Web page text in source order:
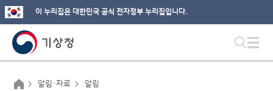
이 누리집은 대한민국 공식 전자정부 누리집입니다.
알림·자료 알림